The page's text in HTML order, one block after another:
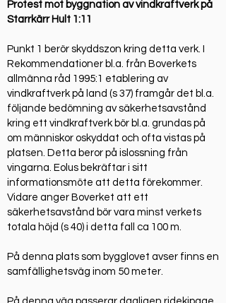
Protest mot byggnation av vindkraftverk på
Starrkärr Hult 1:11
Punkt 1 berör skyddszon kring detta verk. I
Rekommendationer bl.a. från Boverkets
allmänna råd 1995:1 etablering av
vindkraftverk på land (s 37) framgår det bl.a.
följande bedömning av säkerhetsavstånd
kring ett vindkraftverk bör bl.a. grundas på
om människor oskyddat och ofta vistas på
platsen. Detta beror på islossning från
vingarna. Eolus bekräftar i sitt
informationsmöte att detta förekommer.
Vidare anger Boverket att ett
säkerhetsavstånd bör vara minst verkets
totala höjd (s 40) i detta fall ca 100 m.
På denna plats som bygglovet avser finns en
samfällighetsväg inom 50 meter.